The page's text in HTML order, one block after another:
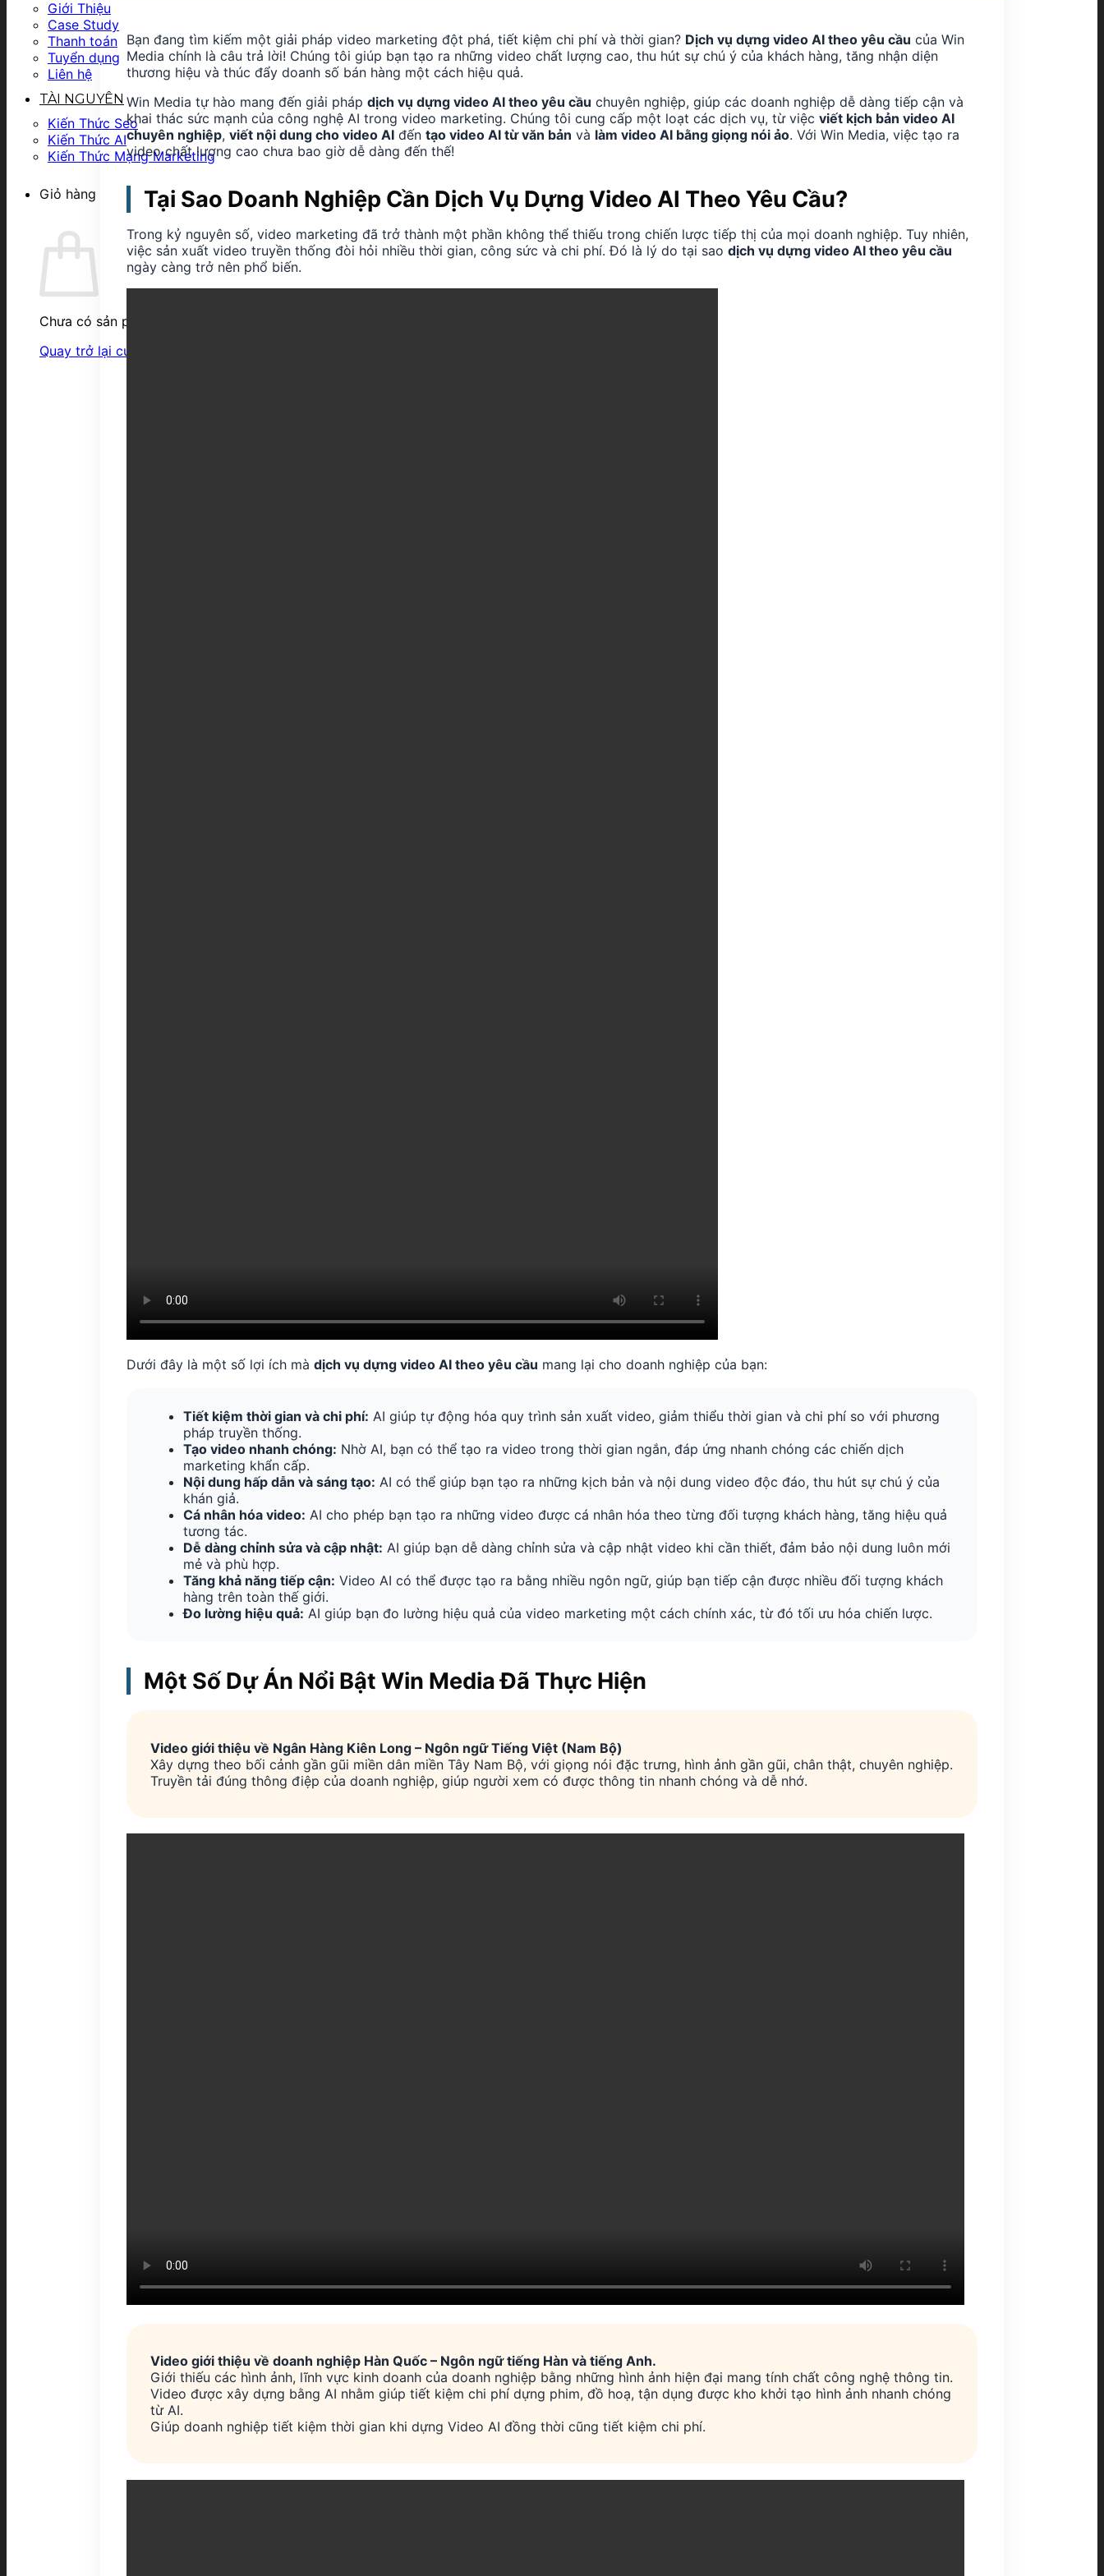
Giới Thiệu
Case Study
Thanh toán
Tuyển dụng
Liên hệ
TÀI NGUYÊN
Kiến Thức Seo
Kiến Thức AI
Kiến Thức Mạng Marketing
Giỏ hàng
Chưa có sản phẩm trong giỏ hàng.
Quay trở lại cửa hàng
Bạn đang tìm kiếm một giải pháp video marketing đột phá, tiết kiệm chi phí và thời gian? Dịch vụ dựng video AI theo yêu cầu của Win
Media chính là câu trả lời! Chúng tôi giúp bạn tạo ra những video chất lượng cao, thu hút sự chú ý của khách hàng, tăng nhận diện
thương hiệu và thúc đẩy doanh số bán hàng một cách hiệu quả.
Win Media tự hào mang đến giải pháp dịch vụ dựng video AI theo yêu cầu chuyên nghiệp, giúp các doanh nghiệp dễ dàng tiếp cận và
khai thác sức mạnh của công nghệ AI trong video marketing. Chúng tôi cung cấp một loạt các dịch vụ, từ việc viết kịch bản video AI
chuyên nghiệp, viết nội dung cho video AI đến tạo video AI từ văn bản và làm video AI bằng giọng nói ảo. Với Win Media, việc tạo ra
video chất lượng cao chưa bao giờ dễ dàng đến thế!
Tại Sao Doanh Nghiệp Cần Dịch Vụ Dựng Video AI Theo Yêu Cầu?
Trong kỷ nguyên số, video marketing đã trở thành một phần không thể thiếu trong chiến lược tiếp thị của mọi doanh nghiệp. Tuy nhiên,
việc sản xuất video truyền thống đòi hỏi nhiều thời gian, công sức và chi phí. Đó là lý do tại sao dịch vụ dựng video AI theo yêu cầu
ngày càng trở nên phổ biến.
Dưới đây là một số lợi ích mà dịch vụ dựng video AI theo yêu cầu mang lại cho doanh nghiệp của bạn:
Tiết kiệm thời gian và chi phí: AI giúp tự động hóa quy trình sản xuất video, giảm thiểu thời gian và chi phí so với phương
pháp truyền thống.
Tạo video nhanh chóng: Nhờ AI, bạn có thể tạo ra video trong thời gian ngắn, đáp ứng nhanh chóng các chiến dịch
marketing khẩn cấp.
Nội dung hấp dẫn và sáng tạo: AI có thể giúp bạn tạo ra những kịch bản và nội dung video độc đáo, thu hút sự chú ý của
khán giả.
Cá nhân hóa video: AI cho phép bạn tạo ra những video được cá nhân hóa theo từng đối tượng khách hàng, tăng hiệu quả
tương tác.
Dễ dàng chỉnh sửa và cập nhật: AI giúp bạn dễ dàng chỉnh sửa và cập nhật video khi cần thiết, đảm bảo nội dung luôn mới
mẻ và phù hợp.
Tăng khả năng tiếp cận: Video AI có thể được tạo ra bằng nhiều ngôn ngữ, giúp bạn tiếp cận được nhiều đối tượng khách
hàng trên toàn thế giới.
Đo lường hiệu quả: AI giúp bạn đo lường hiệu quả của video marketing một cách chính xác, từ đó tối ưu hóa chiến lược.
Một Số Dự Án Nổi Bật Win Media Đã Thực Hiện
Video giới thiệu về Ngân Hàng Kiên Long – Ngôn ngữ Tiếng Việt (Nam Bộ)
Xây dựng theo bối cảnh gần gũi miền dân miền Tây Nam Bộ, với giọng nói đặc trưng, hình ảnh gần gũi, chân thật, chuyên nghiệp.
Truyền tải đúng thông điệp của doanh nghiệp, giúp người xem có được thông tin nhanh chóng và dễ nhớ.
Video giới thiệu về doanh nghiệp Hàn Quốc – Ngôn ngữ tiếng Hàn và tiếng Anh.
Giới thiếu các hình ảnh, lĩnh vực kinh doanh của doanh nghiệp bằng những hình ảnh hiện đại mang tính chất công nghệ thông tin.
Video được xây dựng bằng AI nhằm giúp tiết kiệm chi phí dựng phim, đồ hoạ, tận dụng được kho khởi tạo hình ảnh nhanh chóng
từ AI.
Giúp doanh nghiệp tiết kiệm thời gian khi dựng Video AI đồng thời cũng tiết kiệm chi phí.